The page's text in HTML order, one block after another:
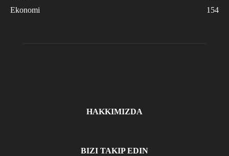
Ekonomi
154
HAKKIMIZDA
BIZI TAKIP EDIN